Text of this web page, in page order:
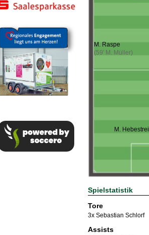
M. Raspe
(59' M. Müller)
M.
Spielstatistik
Tore
3x Sebastian Schlorf
Assists